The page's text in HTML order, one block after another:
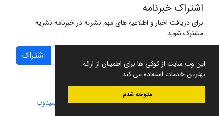
این وب سایت از کوکی ها برای اطمینان از ارائه
بهترین خدمات استفاده می کند.
متوجه شدم
اشتراک خبرنامه
برای دریافت اخبار و اطلاعیه های مهم نشریه در خبرنامه نشریه
مشترک شوید.
اشتراک
سامانه مدیریت نشریات علمی.طراحی و پیاده سازی از سیناوب